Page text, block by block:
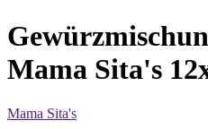
Mama Sita's
Mama Sita's